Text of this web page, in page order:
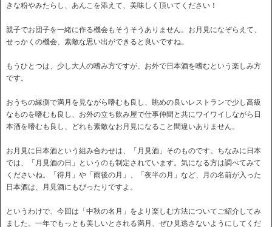
きな粉やみたらし、あんこを添えて、美味しく頂いてください！
親子でお団子を一緒に作る機会もそうそうありません。お月見になぞらえて、
せっかくの機会、素敵な思い出ができると良いですね。
もうひとつは、少し大人の嗜み方ですが、お外で日本酒を嗜むという楽しみ方
です。
おうちの縁側で満月を見ながら嗜むも良し、眺めの良いレストランで少し高級
なものを嗜むも良し、お外の立ち飲み屋で仕事仲間と共にワイワイしながら日
本酒を嗜むも良し、どれも素敵なお月見になること間違いありません。
お月見に日本酒という組み合わせは、「月見酒」そのものです。ちなみに日本
では、「月見酒の日」というのも制定されています。気になる方は調べてみて
くださいね。「得月」や「雨後の月」、「夜半の月」など、月の名前が入った
日本酒は、月見酒にもぴったりですよ。
というわけで、今回は「中秋の名月」をより楽しむ方法についてご紹介してみ
ました。一年でもっとも美しいとされる満月、ぜひ見逃さないようにしてくだ